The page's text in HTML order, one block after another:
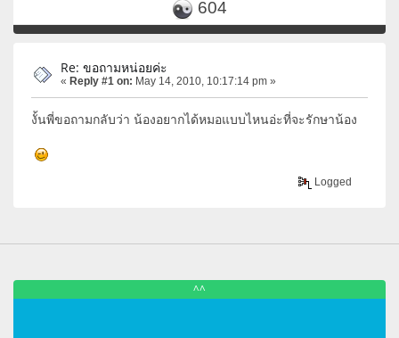
604
Re: ขอถามหน่อยค่ะ
« Reply #1 on: May 14, 2010, 10:17:14 pm »
งั้นพี่ขอถามกลับว่า น้องอยากได้หมอแบบไหนอ่ะที่จะรักษาน้อง
Logged
^^